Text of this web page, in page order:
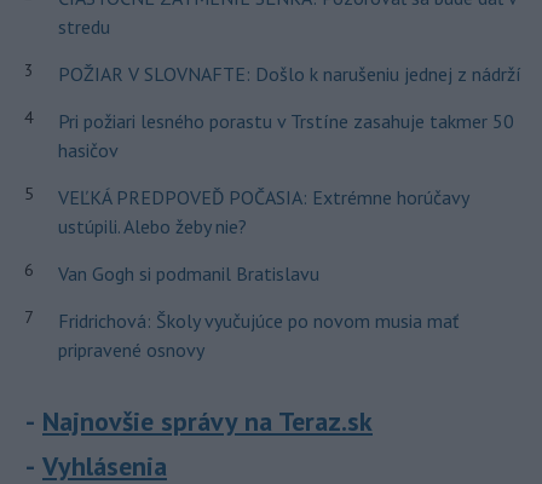
stredu
3 POŽIAR V SLOVNAFTE: Došlo k narušeniu jednej z nádrží
4
Pri požiari lesného porastu v Trstíne zasahuje takmer 50
hasičov
5
VEĽKÁ PREDPOVEĎ POČASIA: Extrémne horúčavy
ustúpili. Alebo žeby nie?
6 Van Gogh si podmanil Bratislavu
7
Fridrichová: Školy vyučujúce po novom musia mať
pripravené osnovy
Najnovšie správy na Teraz.sk
Vyhlásenia